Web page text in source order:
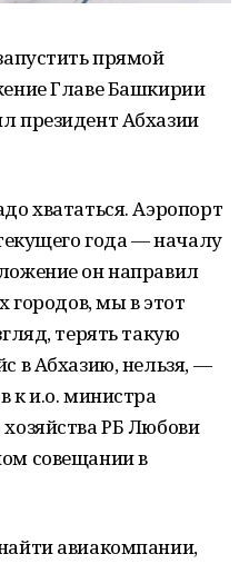
прямой
Главе Башкирии
президент Абхазии
хвататься. Аэропорт
года — началу
он направил
городов, мы в этот
терять такую
в Абхазию, нельзя, —
к и.о. министра
РБ Любови
совещании в
авиакомпании,